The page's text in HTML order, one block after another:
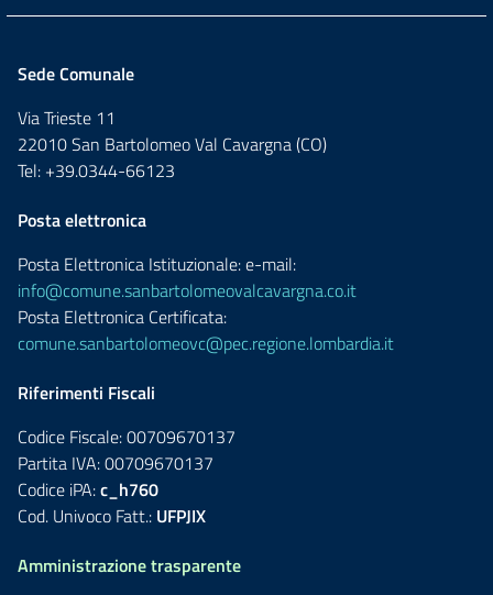
Sede Comunale
Via Trieste 11
22010 San Bartolomeo Val Cavargna (CO)
Tel: +39.0344-66123
Posta elettronica
Posta Elettronica Istituzionale: e-mail:
info@comune.sanbartolomeovalcavargna.co.it
Posta Elettronica Certificata:
comune.sanbartolomeovc@pec.regione.lombardia.it
Riferimenti Fiscali
Codice Fiscale: 00709670137
Partita IVA: 00709670137
Codice iPA:c_h760
Cod. Univoco Fatt.: UFPJIX
Amministrazione trasparente